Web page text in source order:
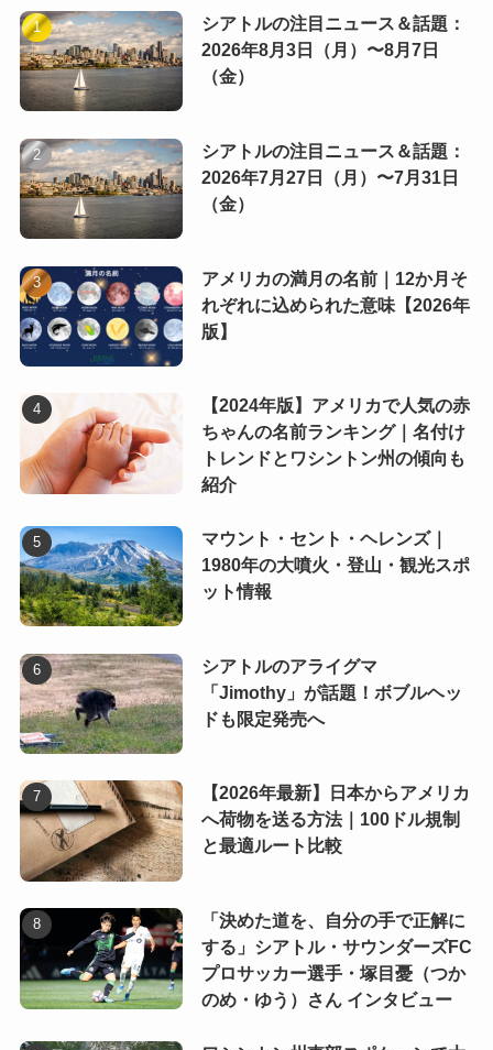
シアトルの注目ニュース＆話題：
2026年8月3日（月）〜8月7日
（金）
シアトルの注目ニュース＆話題：
2026年7月27日（月）〜7月31日
（金）
アメリカの満月の名前｜12か月そ
れぞれに込められた意味【2026年
版】
【2024年版】アメリカで人気の赤
ちゃんの名前ランキング｜名付け
トレンドとワシントン州の傾向も
紹介
マウント・セント・ヘレンズ｜
1980年の大噴火・登山・観光スポ
ット情報
シアトルのアライグマ
「Jimothy」が話題！ボブルヘッ
ドも限定発売へ
【2026年最新】日本からアメリカ
へ荷物を送る方法｜100ドル規制
と最適ルート比較
「決めた道を、自分の手で正解に
する」シアトル・サウンダーズFC
プロサッカー選手・塚目憂（つか
のめ・ゆう）さん インタビュー